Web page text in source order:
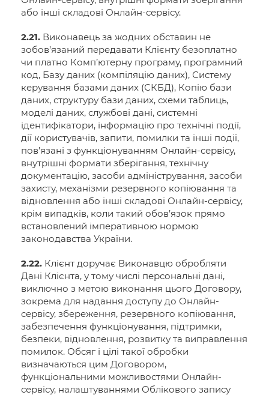
або інші складові Онлайн-сервісу.
2.21. Виконавець за жодних обставин не
зобов’язаний передавати Клієнту безоплатно
чи платно Комп’ютерну програму, програмний
код, Базу даних (компіляцію даних), Систему
керування базами даних (СКБД), Копію бази
даних, структуру бази даних, схеми таблиць,
моделі даних, службові дані, системні
ідентифікатори, інформацію про технічні події,
дії користувачів, запити, помилки та інші події,
пов’язані з функціонуванням Онлайн-сервісу,
внутрішні формати зберігання, технічну
документацію, засоби адміністрування, засоби
захисту, механізми резервного копіювання та
відновлення або інші складові Онлайн-сервісу,
крім випадків, коли такий обов’язок прямо
встановлений імперативною нормою
законодавства України.
2.22. Клієнт доручає Виконавцю обробляти
Дані Клієнта, у тому числі персональні дані,
виключно з метою виконання цього Договору,
зокрема для надання доступу до Онлайн-
сервісу, збереження, резервного копіювання,
забезпечення функціонування, підтримки,
безпеки, відновлення, розвитку та виправлення
помилок. Обсяг і цілі такої обробки
визначаються цим Договором,
функціональними можливостями Онлайн-
сервісу, налаштуваннями Облікового запису